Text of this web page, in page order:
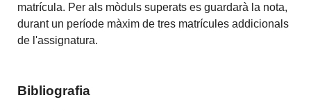
matrícula. Per als mòduls superats es guardarà la nota,
durant un període màxim de tres matrícules addicionals
de l'assignatura.
Bibliografia